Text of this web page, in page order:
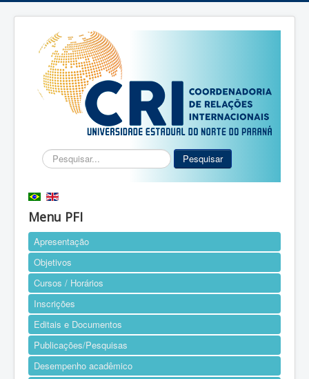
Pesquisar... Pesquisar
Menu PFI
Apresentação
Objetivos
Cursos / Horários
Inscrições
Editais e Documentos
Publicações/Pesquisas
Desempenho acadêmico